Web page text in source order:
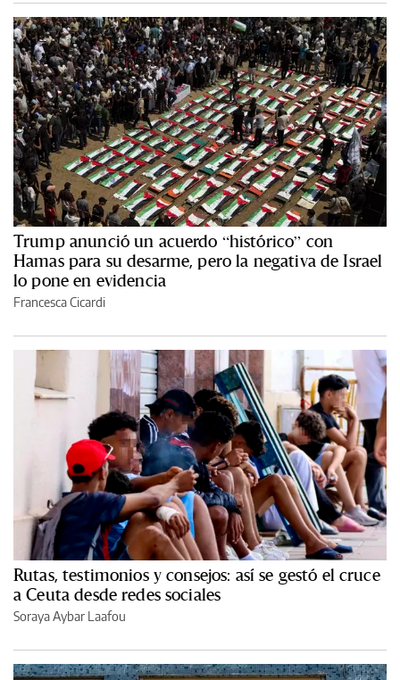
Trump anunció un acuerdo “histórico” con
Hamas para su desarme, pero la negativa de Israel
lo pone en evidencia
Francesca Cicardi
Rutas, testimonios y consejos: así se gestó el cruce
a Ceuta desde redes sociales
Soraya Aybar Laafou